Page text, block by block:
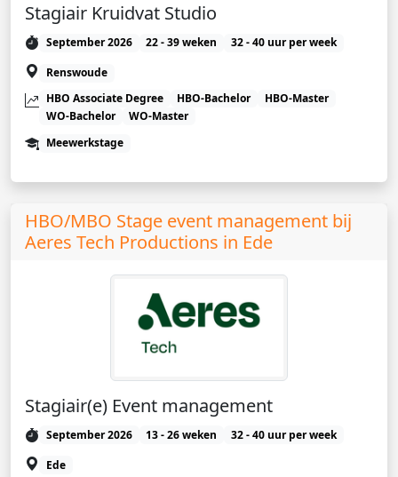
Stagiair Kruidvat Studio
September 2026 22 - 39 weken
32 - 40 uur per week
Renswoude
HBO Associate Degree
HBO-Bachelor
HBO-Master
WO-Bachelor
WO-Master
Meewerkstage
HBO/MBO Stage event management bij
Aeres Tech Productions in Ede
Stagiair(e) Event management
September 2026 13 - 26 weken
32 - 40 uur per week
Ede